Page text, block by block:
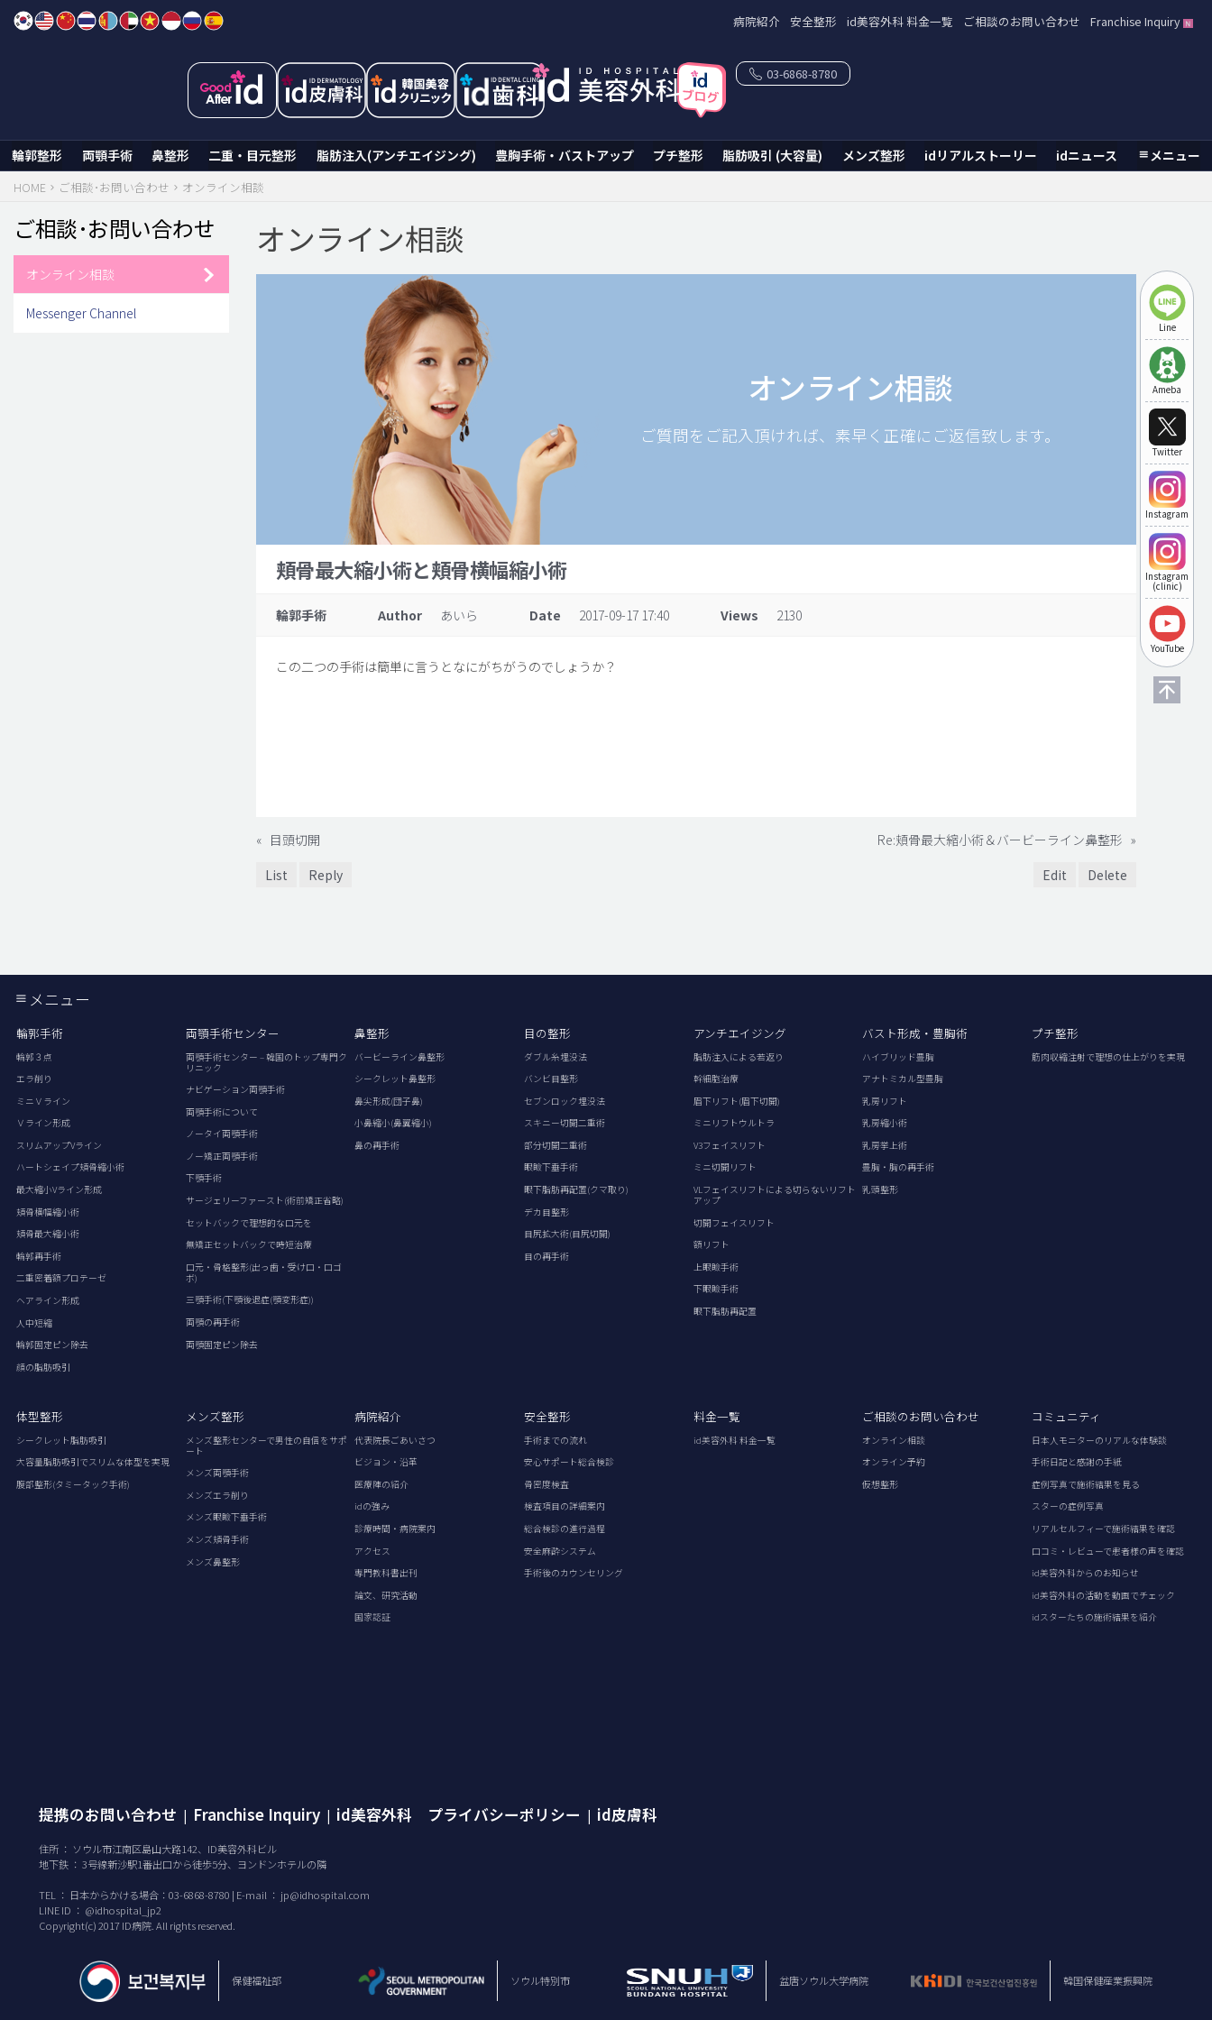
Skip
病院紹介 安全整形 id美容外科 料金一覧 ご相談のお問い合わせ Franchise Inquiry
輪郭整形 両顎手術 鼻整形 二重・目元整形 脂肪注入(アンチエイジング) 豊胸手術・バストアップ プチ整形 脂肪吸引 (大容量) メンズ整形 idリアルストーリー idニュース メニュー
03-6868-8780
Line
Ameba
Twitter
Instagram
Instagram
(clinic)
YouTube
HOME ご相談･お問い合わせ オンライン相談
オンライン相談
オンライン相談
ご質問をご記入頂ければ、素早く正確にご返信致します。
頬骨最大縮小術と頬骨横幅縮小術
輪郭手術 Author あいら Date 2017-09-17 17:40 Views 2130
この二つの手術は簡単に言うとなにがちがうのでしょうか？
« 目頭切開 Re:頬骨最大縮小術＆バービーライン鼻整形 »
List
Reply Edit Delete
ご相談･お問い合わせ
オンライン相談
Messenger Channel
メニュー
輪郭手術
輪郭３点
エラ削り
ミニＶライン
Ｖライン形成
スリムアップVライン
ハートシェイプ頬骨縮小術
最大縮小Vライン形成
頬骨横幅縮小術
頬骨最大縮小術
輪郭再手術
二重密着額プロテーゼ
ヘアライン形成
人中短縮
輪郭固定ピン除去
顔の脂肪吸引
両顎手術センター
両顎手術センター – 韓国のトップ専門ク
リニック
ナビゲーション両顎手術
両顎手術について
ノータイ両顎手術
ノー矯正両顎手術
下顎手術
サージェリーファースト(術前矯正省略)
セットバックで理想的な口元を
無矯正セットバックで時短治療
口元・骨格整形(出っ歯・受け口・口ゴ
ボ)
三顎手術(下顎後退症(顎変形症))
両顎の再手術
両顎固定ピン除去
鼻整形
バービーライン鼻整形
シークレット鼻整形
鼻尖形成(団子鼻)
小鼻縮小(鼻翼縮小)
鼻の再手術
目の整形
ダブル糸埋没法
バンビ目整形
セブンロック埋没法
スキニー切開二重術
部分切開二重術
眼瞼下垂手術
眼下脂肪再配置(クマ取り)
デカ目整形
目尻拡大術(目尻切開)
目の再手術
アンチエイジング
脂肪注入による若返り
幹細胞治療
眉下リフト(眉下切開)
ミニリフトウルトラ
V3フェイスリフト
ミニ切開リフト
VLフェイスリフトによる切らないリフト
アップ
切開フェイスリフト
額リフト
上眼瞼手術
下眼瞼手術
眼下脂肪再配置
バスト形成・豊胸術
ハイブリッド豊胸
アナトミカル型豊胸
乳房リフト
乳房縮小術
乳房挙上術
豊胸・胸の再手術
乳頭整形
プチ整形
筋肉収縮注射で理想の仕上がりを実現
体型整形
シークレット脂肪吸引
大容量脂肪吸引でスリムな体型を実現
腹部整形(タミータック手術)
メンズ整形
メンズ整形センターで男性の自信をサポ
ート
メンズ両顎手術
メンズエラ削り
メンズ眼瞼下垂手術
メンズ頬骨手術
メンズ鼻整形
病院紹介
代表院長ごあいさつ
ビジョン・沿革
医療陣の紹介
idの強み
診療時間・病院案内
アクセス
専門教科書出刊
論文、研究活動
国家認証
安全整形
手術までの流れ
安心サポート総合検診
骨密度検査
検査項目の詳細案内
総合検診の進行過程
安全麻酔システム
手術後のカウンセリング
料金一覧
id美容外科 料金一覧
ご相談のお問い合わせ
オンライン相談
オンライン予約
仮想整形
コミュニティ
日本人モニターのリアルな体験談
手術日記と感謝の手紙
症例写真で施術結果を見る
スターの症例写真
リアルセルフィーで施術結果を確認
口コミ・レビューで患者様の声を確認
id美容外科からのお知らせ
id美容外科の活動を動画でチェック
idスターたちの施術結果を紹介
提携のお問い合わせ | Franchise Inquiry | id美容外科 プライバシーポリシー | id皮膚科
住所 ： ソウル市江南区島山大路142、ID美容外科ビル
地下鉄 ： 3号線新沙駅1番出口から徒歩5分、ヨンドンホテルの隣
TEL ： 日本からかける場合：03-6868-8780 | E-mail ： jp@idhospital.com
LINE ID ： @idhospital_jp2
Copyright(c) 2017 ID病院. All rights reserved.
保健福祉部 ソウル特別市 盆唐ソウル大学病院 韓国保健産業振興院